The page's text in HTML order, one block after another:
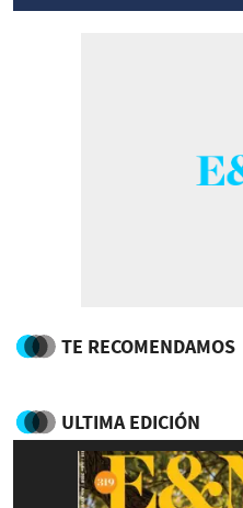
TE RECOMENDAMOS
ULTIMA EDICIÓN